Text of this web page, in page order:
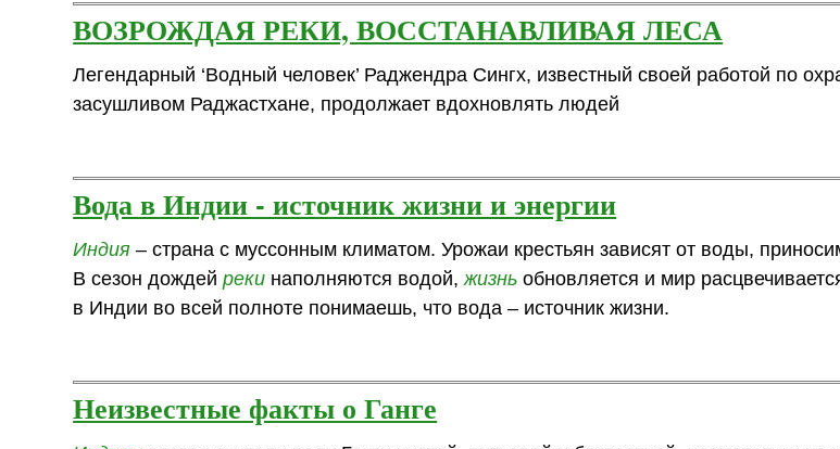
ВОЗРОЖДАЯ РЕКИ, ВОССТАНАВЛИВАЯ ЛЕСА
Легендарный ‘Водный человек’ Раджендра Сингх, известный своей работой по
засушливом Раджастхане, продолжает вдохновлять людей
Вода в Индии - источник жизни и энергии
Индия – страна с муссонным климатом. Урожаи крестьян зависят от воды,
В сезон дождейреки наполняются водой,жизнь обновляется и мир
в Индии во всей полноте понимаешь, что вода – источник жизни.
Неизвестные факты о Ганге